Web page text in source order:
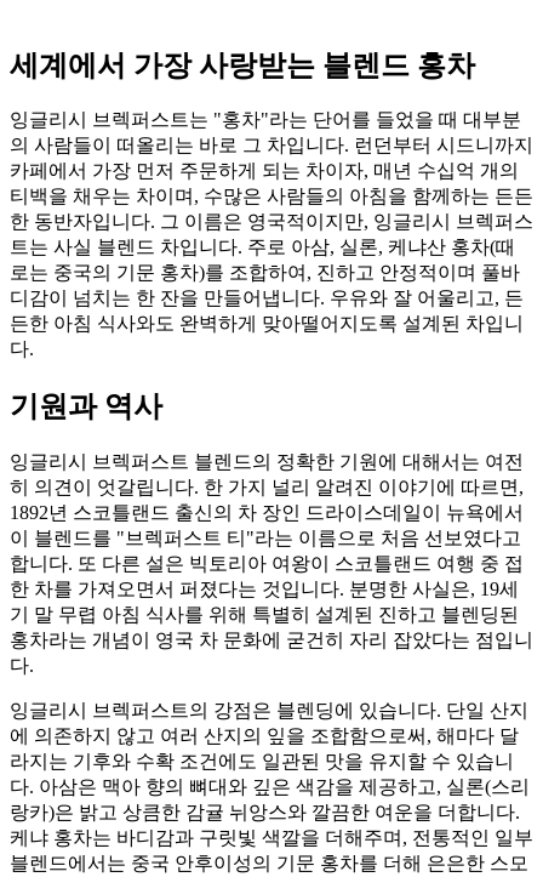
세계에서 가장 사랑받는 블렌드 홍차
잉글리시 브렉퍼스트는 "홍차"라는 단어를 들었을 때 대부분
의 사람들이 떠올리는 바로 그 차입니다. 런던부터 시드니까지
카페에서 가장 먼저 주문하게 되는 차이자, 매년 수십억 개의
티백을 채우는 차이며, 수많은 사람들의 아침을 함께하는 든든
한 동반자입니다. 그 이름은 영국적이지만, 잉글리시 브렉퍼스
트는 사실 블렌드 차입니다. 주로 아삼, 실론, 케냐산 홍차(때
로는 중국의 기문 홍차)를 조합하여, 진하고 안정적이며 풀바
디감이 넘치는 한 잔을 만들어냅니다. 우유와 잘 어울리고, 든
든한 아침 식사와도 완벽하게 맞아떨어지도록 설계된 차입니
다.
기원과 역사
잉글리시 브렉퍼스트 블렌드의 정확한 기원에 대해서는 여전
히 의견이 엇갈립니다. 한 가지 널리 알려진 이야기에 따르면,
1892년 스코틀랜드 출신의 차 장인 드라이스데일이 뉴욕에서
이 블렌드를 "브렉퍼스트 티"라는 이름으로 처음 선보였다고
합니다. 또 다른 설은 빅토리아 여왕이 스코틀랜드 여행 중 접
한 차를 가져오면서 퍼졌다는 것입니다. 분명한 사실은, 19세
기 말 무렵 아침 식사를 위해 특별히 설계된 진하고 블렌딩된
홍차라는 개념이 영국 차 문화에 굳건히 자리 잡았다는 점입니
다.
잉글리시 브렉퍼스트의 강점은 블렌딩에 있습니다. 단일 산지
에 의존하지 않고 여러 산지의 잎을 조합함으로써, 해마다 달
라지는 기후와 수확 조건에도 일관된 맛을 유지할 수 있습니
다. 아삼은 맥아 향의 뼈대와 깊은 색감을 제공하고, 실론(스리
랑카)은 밝고 상큼한 감귤 뉘앙스와 깔끔한 여운을 더합니다.
케냐 홍차는 바디감과 구릿빛 색깔을 더해주며, 전통적인 일부
블렌드에서는 중국 안후이성의 기문 홍차를 더해 은은한 스모